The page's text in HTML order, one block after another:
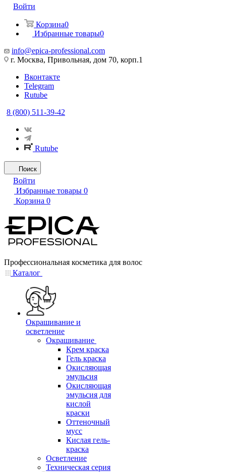
Войти
Корзина0
Избранные товары0
info@epica-professional.com
г. Москва, Привольная, дом 70, корп.1
Вконтакте
Telegram
Rutube
8 (800) 511-39-42
Rutube
Поиск
Войти
Избранные товары 0
Корзина 0
Профессиональная косметика для волос
Каталог
Окрашивание и
осветление
Окрашивание
Крем краска
Гель краска
Окисляющая
эмульсия
Окисляющая
эмульсия для
кислой
краски
Оттеночный
мусс
Кислая гель-
краска
Осветление
Техническая серия